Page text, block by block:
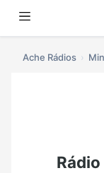
Ache Rádios